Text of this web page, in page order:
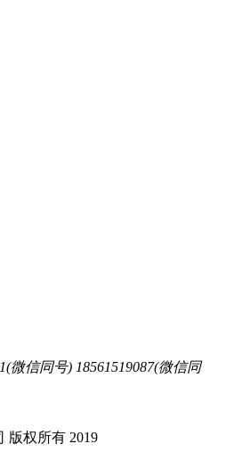
微信同号) 18561519087(微信同
版权所有 2019